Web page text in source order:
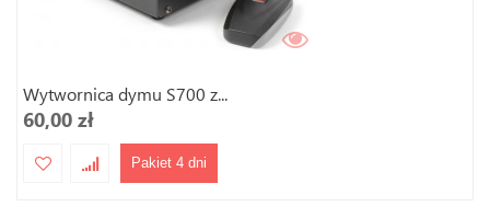
Wytwornica dymu S700 z...
60,00 zł
Pakiet 4 dni